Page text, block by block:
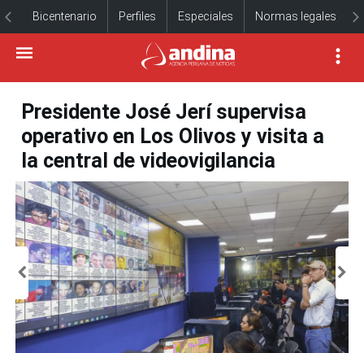
Bicentenario Perfiles Especiales Normas legales
Presidente José Jerí supervisa
operativo en Los Olivos y visita a
la central de videovigilancia